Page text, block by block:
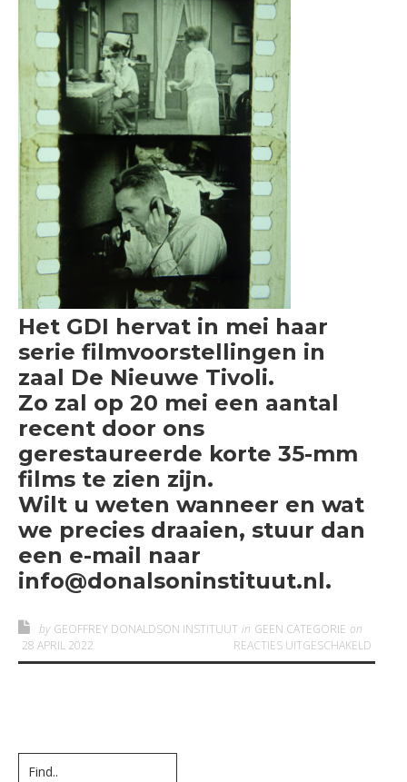
Het GDI hervat in mei haar
serie filmvoorstellingen in
zaal De Nieuwe Tivoli.
Zo zal op 20 mei een aantal
recent door ons
gerestaureerde korte 35-mm
films te zien zijn.
Wilt u weten wanneer en wat
we precies draaien, stuur dan
een e-mail naar
info@donalsoninstituut.nl.
by GEOFFREY DONALDSON INSTITUUT in GEEN CATEGORIE on
28 APRIL 2022
REACTIES UITGESCHAKELD